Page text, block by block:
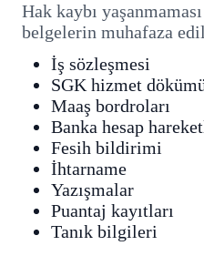
Hak kaybı
belgelerin muhafaza
İş sözleşmesi
SGK hizmet
Maaş bordroları
Banka hesap
Fesih bildirimi
İhtarname
Yazışmalar
Puantaj kayıtları
Tanık bilgileri